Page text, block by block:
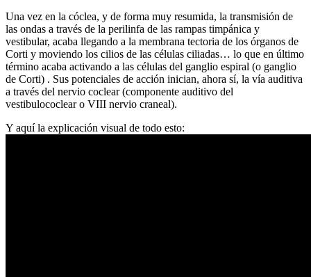
Una vez en la cóclea, y de forma muy resumida, la transmisión de
las ondas a través de la perilinfa de las rampas timpánica y
vestibular, acaba llegando a la membrana tectoria de los órganos de
Corti y moviendo los cilios de las células ciliadas… lo que en último
término acaba activando a las células del ganglio espiral (o ganglio
de Corti) . Sus potenciales de acción inician, ahora sí, la vía auditiva
a través del nervio coclear (componente auditivo del
vestibulococlear o VIII nervio craneal).
Y aquí la explicación visual de todo esto: